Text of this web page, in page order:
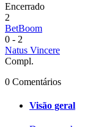
Encerrado
2
BetBoom
0 - 2
Natus Vincere
Compl.
0 Comentários
Visão geral